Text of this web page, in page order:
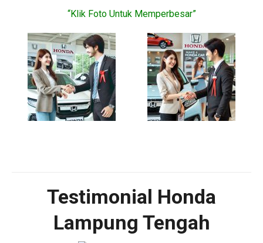
“Klik Foto Untuk Memperbesar”
Testimonial Honda
Lampung Tengah